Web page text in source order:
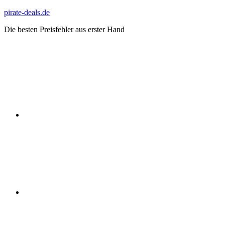
Zum
springen
pirate-deals.de
Die besten Preisfehler aus erster Hand